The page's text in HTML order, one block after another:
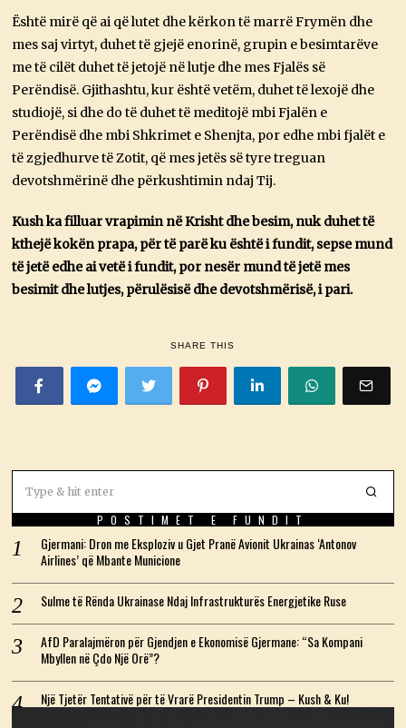
Është mirë që ai që lutet dhe kërkon të marrë Frymën dhe
mes saj virtyt, duhet të gjejë enorinë, grupin e besimtarëve
me të cilët duhet të jetojë në lutje dhe mes Fjalës së
Perëndisë. Gjithashtu, kur është vetëm, duhet të lexojë dhe
studiojë, si dhe do të duhet të meditojë mbi Fjalën e
Perëndisë dhe mbi Shkrimet e Shenjta, por edhe mbi fjalët e
të zgjedhurve të Zotit, që mes jetës së tyre treguan
devotshmërinë dhe përkushtimin ndaj Tij.
Kush ka filluar vrapimin në Krisht dhe besim, nuk duhet të
kthejë kokën prapa, për të parë ku është i fundit, sepse mund
të jetë edhe ai vetë i fundit, por nesër mund të jetë mes
besimit dhe lutjes, përulësisë dhe devotshmërisë, i pari.
SHARE THIS
POSTIMET E FUNDIT
Gjermani: Dron me Eksploziv u Gjet Pranë Avionit Ukrainas ‘Antonov
Airlines’ që Mbante Municione
Sulme të Rënda Ukrainase Ndaj Infrastrukturës Energjetike Ruse
AfD Paralajmëron për Gjendjen e Ekonomisë Gjermane: “Sa Kompani
Mbyllen në Çdo Një Orë”?
Një Tjetër Tentativë për të Vrarë Presidentin Trump – Kush & Ku!